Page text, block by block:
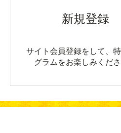
新規登録
サイト会員登録をして、
グラムをお楽しみくださ